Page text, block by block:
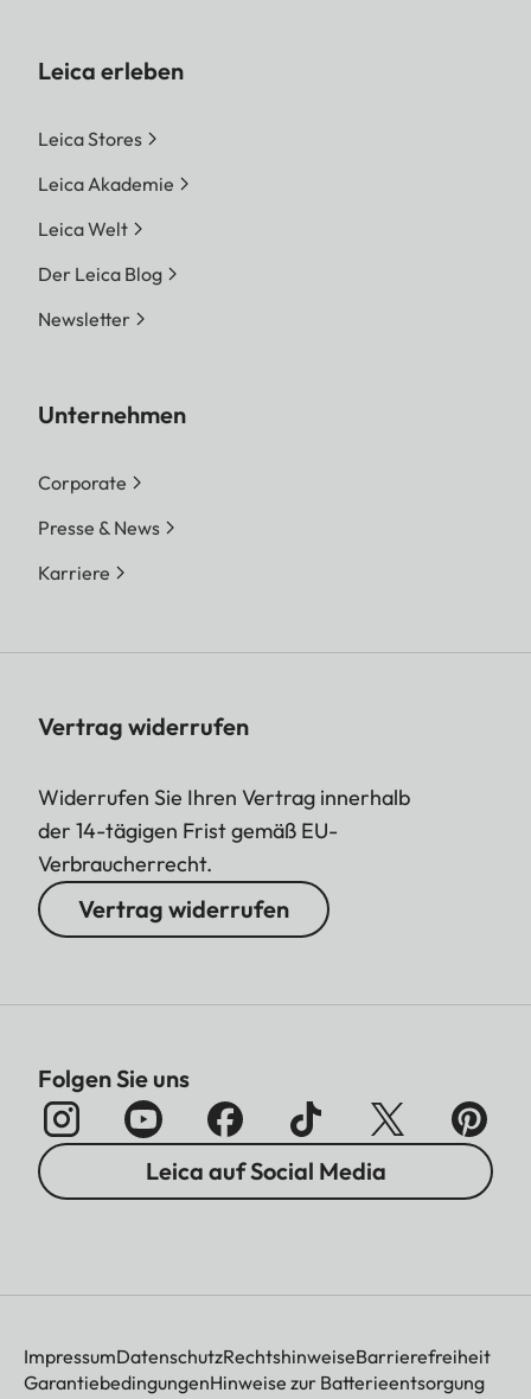
Leica erleben
Leica Stores
Leica Akademie
Leica Welt
Der Leica Blog
Newsletter
Unternehmen
Corporate
Presse & News
Karriere
Vertrag widerrufen
Widerrufen Sie Ihren Vertrag innerhalb
der 14-tägigen Frist gemäß EU-
Verbraucherrecht.
Vertrag widerrufen
Folgen Sie uns
Leica auf Social Media
ImpressumDatenschutzRechtshinweiseBarrierefreiheit
GarantiebedingungenHinweise zur Batterieentsorgung